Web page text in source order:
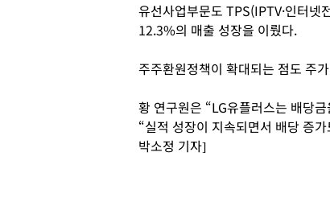
유선사업부문도 TPS(IPTV·인터넷
12.3%의 매출 성장을 이뤘다.
주주환원정책이 확대되는 점도 주
황 연구원은 “LG유플러스는 배당
“실적 성장이 지속되면서 배당 증
박소정 기자]